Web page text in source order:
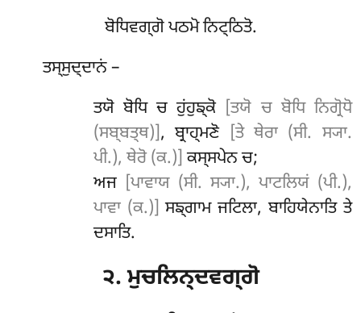
ਬੋਧਿਵਗ੍ਗੋ ਪਠਮੋ ਨਿਟ੍ਠਿਤੋ.
ਤਸ੍ਸੁਦ੍ਦਾਨਂ–
ਤਯੋ ਬੋਧਿ ਚ ਹੁਂਹੁਙ੍ਕੋ [ਤਯੋ ਚ ਬੋਧਿ ਨਿਗ੍ਰੋਧੋ
(ਸਬ੍ਬਤ੍ਥ)], ਬ੍ਰਾਹ੍ਮਣੋ [ਤੇ ਥੇਰਾ (ਸੀ. ਸ੍ਯਾ.
ਪੀ.), ਥੇਰੋ (ਕ.)] ਕਸ੍ਸਪੇਨ ਚ;
ਅਜ [ਪਾਵਾਯ (ਸੀ. ਸ੍ਯਾ.), ਪਾਟਲਿਯਂ (ਪੀ.),
ਪਾਵਾ (ਕ.)] ਸਙ੍ਗਾਮ ਜਟਿਲਾ, ਬਾਹਿਯੇਨਾਤਿ ਤੇ
ਦਸਾਤਿ.
੨. ਮੁਚਲਿਨ੍ਦਵਗ੍ਗੋ